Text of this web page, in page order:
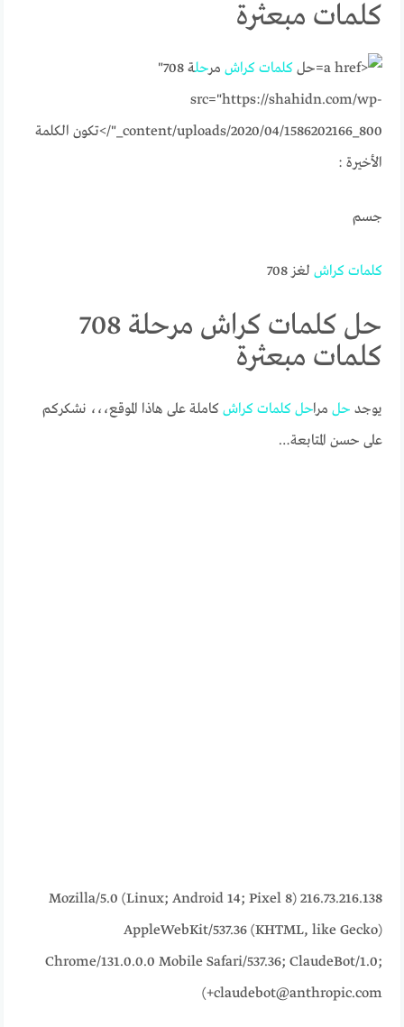
كلمات مبعثرة
حلكلمات كراش مرحل
ة 708"
src="https://shahidn.com/wp-
content/uploads/2020/04/1586202166_800_"/>
تكون الكلمة
الأخيرة :
جسم
كلمات كراش لغز 708
حل كلمات كراش مرحلة 708
كلمات مبعثرة
يوجد حل مراحل كلمات كراش كاملة على هاذا الموقع،،، نشكركم
على حسن المتابعة…
216.73.216.138 Mozilla/5.0 (Linux; Android 14; Pixel 8)
AppleWebKit/537.36 (KHTML, like Gecko)
Chrome/131.0.0.0 Mobile Safari/537.36; ClaudeBot/1.0;
+claudebot@anthropic.com)